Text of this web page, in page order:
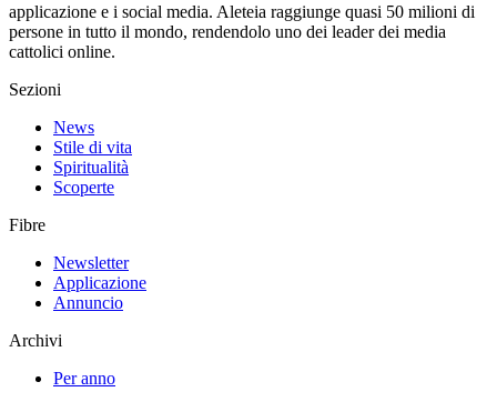
applicazione e i social media. Aleteia raggiunge quasi 50 milioni di
persone in tutto il mondo, rendendolo uno dei leader dei media
cattolici online.
Sezioni
News
Stile di vita
Spiritualità
Scoperte
Fibre
Newsletter
Applicazione
Annuncio
Archivi
Per anno